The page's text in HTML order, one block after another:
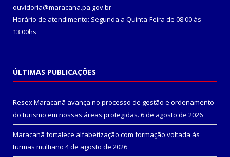
ouvidoria@maracana.pa.gov.br
Horário de atendimento: Segunda a Quinta-Feira de 08:00 às
13:00hs
ÚLTIMAS PUBLICAÇÕES
Resex Maracanã avança no processo de gestão e ordenamento
do turismo em nossas áreas protegidas. 6 de agosto de 2026
Maracanã fortalece alfabetização com formação voltada às
turmas multiano 4 de agosto de 2026